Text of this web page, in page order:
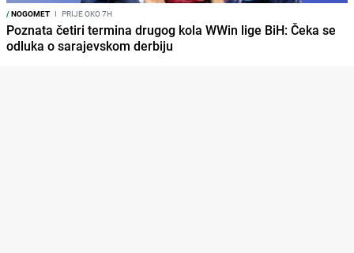
/NOGOMET I PRIJE OKO 7H
Poznata četiri termina drugog kola WWin lige BiH: Čeka se
odluka o sarajevskom derbiju